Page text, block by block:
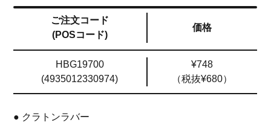
ご注文コード
(POSコード)
価格
HBG19700
(4935012330974)
¥748
（税抜¥680）
● クラトンラバー